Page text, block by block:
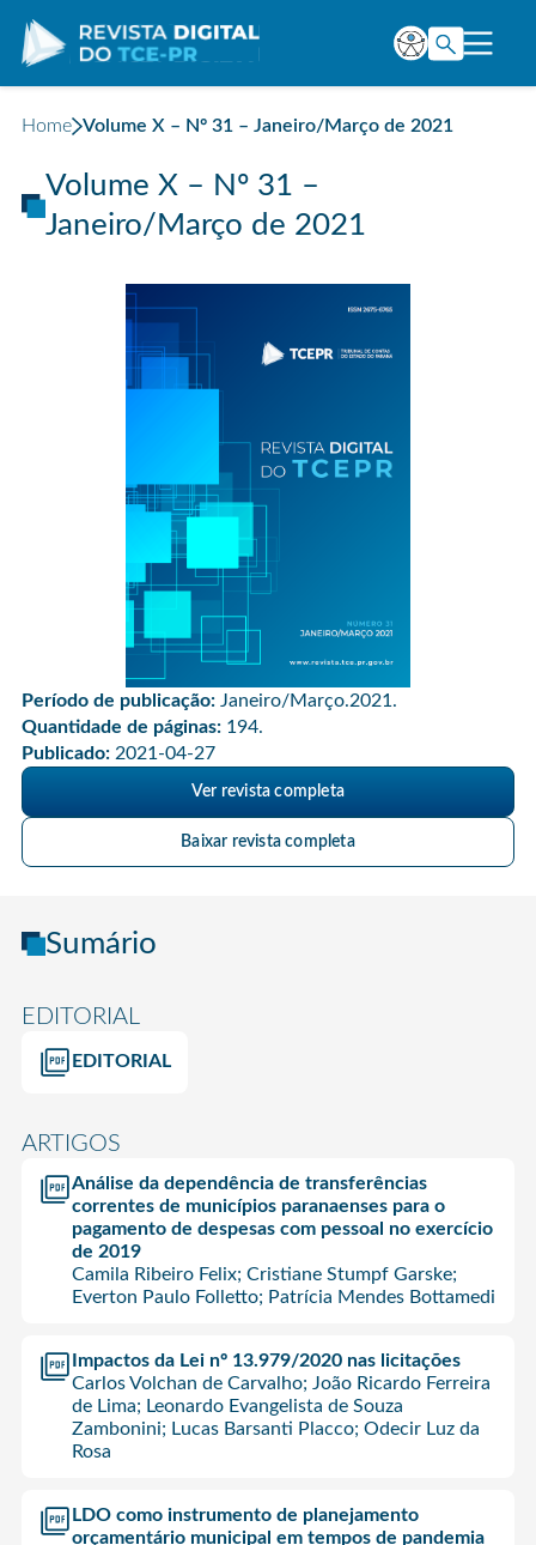
Home Volume X – Nº 31 – Janeiro/Março de 2021
Volume X – Nº 31 –
Janeiro/Março de 2021
Período de publicação: Janeiro/Março.2021.
Quantidade de páginas: 194.
Publicado: 2021-04-27
Ver revista completa
Baixar revista completa
Sumário
EDITORIAL
EDITORIAL
ARTIGOS
Análise da dependência de transferências
correntes de municípios paranaenses para o
pagamento de despesas com pessoal no exercício
de 2019
Camila Ribeiro Felix; Cristiane Stumpf Garske;
Everton Paulo Folletto; Patrícia Mendes Bottamedi
Impactos da Lei nº 13.979/2020 nas licitações
Carlos Volchan de Carvalho; João Ricardo Ferreira
de Lima; Leonardo Evangelista de Souza
Zambonini; Lucas Barsanti Placco; Odecir Luz da
Rosa
LDO como instrumento de planejamento
orçamentário municipal em tempos de pandemia